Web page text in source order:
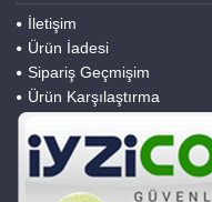
İletişim
Ürün İadesi
Sipariş Geçmişim
Ürün Karşılaştırma